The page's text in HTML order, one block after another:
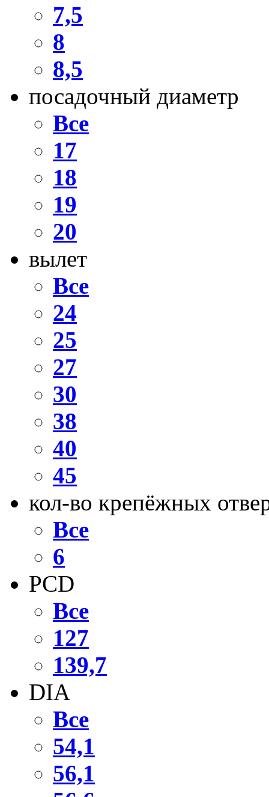
7,5
8
8,5
посадочный диаметр
Все
17
18
19
20
вылет
Все
24
25
27
30
38
40
45
кол-во крепёжных
Все
6
PCD
Все
127
139,7
DIA
Все
54,1
56,1